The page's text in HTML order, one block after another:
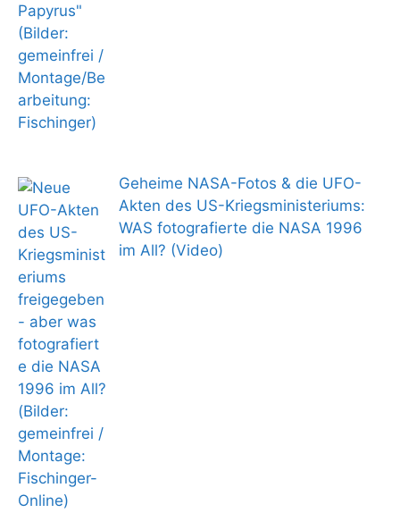
Geheime NASA-Fotos & die UFO-
Akten des US-Kriegsministeriums:
WAS fotografierte die NASA 1996
im All? (Video)